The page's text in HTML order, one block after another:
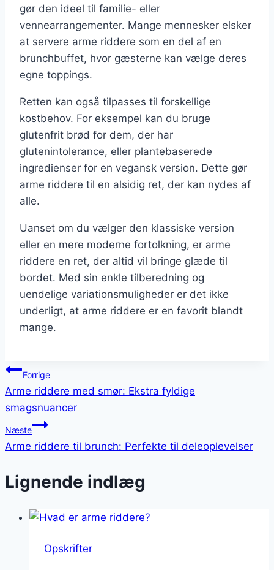
gør den ideel til familie- eller
vennearrangementer. Mange mennesker elsker
at servere arme riddere som en del af en
brunchbuffet, hvor gæsterne kan vælge deres
egne toppings.
Retten kan også tilpasses til forskellige
kostbehov. For eksempel kan du bruge
glutenfrit brød for dem, der har
glutenintolerance, eller plantebaserede
ingredienser for en vegansk version. Dette gør
arme riddere til en alsidig ret, der kan nydes af
alle.
Uanset om du vælger den klassiske version
eller en mere moderne fortolkning, er arme
riddere en ret, der altid vil bringe glæde til
bordet. Med sin enkle tilberedning og
uendelige variationsmuligheder er det ikke
underligt, at arme riddere er en favorit blandt
mange.
Indlægsnavigation
Forrige
Arme riddere med smør: Ekstra fyldige
smagsnuancer
Næste
Arme riddere til brunch: Perfekte til deleoplevelser
Lignende indlæg
Opskrifter